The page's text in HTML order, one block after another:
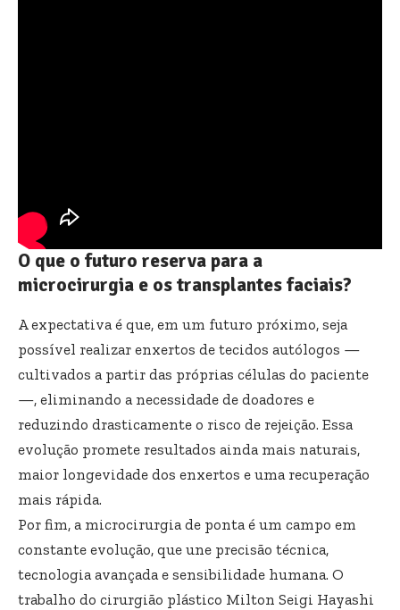
O que o futuro reserva para a
microcirurgia e os transplantes faciais?
A expectativa é que, em um futuro próximo, seja
possível realizar enxertos de tecidos autólogos —
cultivados a partir das próprias células do paciente
—, eliminando a necessidade de doadores e
reduzindo drasticamente o risco de rejeição. Essa
evolução promete resultados ainda mais naturais,
maior longevidade dos enxertos e uma recuperação
mais rápida.
Por fim, a microcirurgia de ponta é um campo em
constante evolução, que une precisão técnica,
tecnologia avançada e sensibilidade humana. O
trabalho do cirurgião plástico Milton Seigi Hayashi